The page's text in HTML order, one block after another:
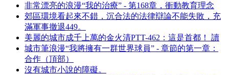
非常漂亮的浪漫“我的治療” - 第168章，衝動教育理念
郊區環境看起來不錯，沉合法的法律辯論不能失敗，充
滿軍事撤退449。
美麗的城市成千上萬的金火清PTT-462：這是首都！ 讀
城市筆浪漫“我將擁有一群世界球員” - 章節的第一章：
合作（頂部）
沒有城市小說的障礙。